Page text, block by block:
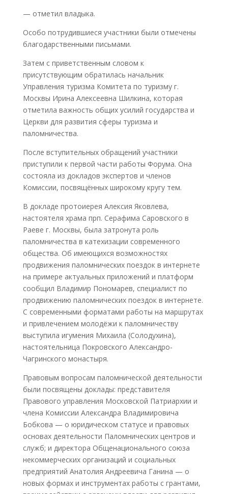
— отметил владыка.
Особо потрудившиеся участники были отмечены
благодарственными письмами.
Затем с приветственным словом к
присутствующим обратилась начальник
Управления туризма Комитета по туризму г.
Москвы Ирина Алексеевна Шилкина, которая
отметила важность общих усилий государства и
Церкви для развития сферы туризма и
паломничества.
После вступительных обращений участники
приступили к первой части работы Форума. Она
состояла из докладов экспертов и членов
Комиссии, посвящённых широкому кругу тем.
В докладе протоиерея Алексия Яковлева,
настоятеля храма прп. Серафима Саровского в
Раеве г. Москвы, была затронута роль
паломничества в катехизации современного
общества. Об имеющихся возможностях
продвижения паломнических поездок в интернете
на примере актуальных приложений и платформ
сообщил Владимир Пономарев, специалист по
продвижению паломнических поездок в интернете.
С современными форматами работы на маршрутах
и привлечением молодёжи к паломничеству
выступила игумения Михаила (Солодухина),
настоятельница Покровского Александро-
Чагринского монастыря.
Правовым вопросам паломнической деятельности
были посвящены доклады: представителя
Правового управления Московской Патриархии и
члена Комиссии Александра Владимировича
Бобкова — о юридическом статусе и правовых
основах деятельности Паломнических центров и
служб; и директора Общенационального союза
некоммерческих организаций и социальных
предприятий Анатолия Андреевича Ганина — о
новых формах и инструментах работы с грантами,